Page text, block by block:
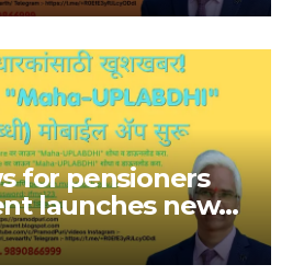
for pensioners
launches new
mobile app